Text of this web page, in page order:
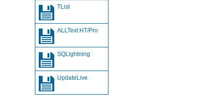
TList
ALLText HT/Pro
SQLightning
UpdateLive